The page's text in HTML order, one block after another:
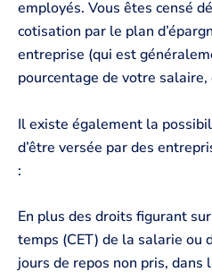
employés. Vous êtes censé
cotisation par le plan
entreprise (qui est
pourcentage de votre
Il existe également la
d’être versée par des
:
En plus des droits figurant
temps (CET) de la salarie ou
jours de repos non pris,